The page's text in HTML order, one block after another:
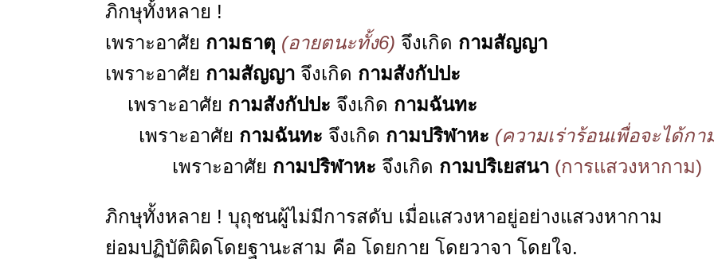
ภิกษุทั้งหลาย !
เพราะอาศัย กามธาตุ (อายตนะทั้ง6) จึงเกิด กามสัญญา
เพราะอาศัย กามสัญญา จึงเกิด กามสังกัปปะ
เพราะอาศัย กามสังกัปปะ จึงเกิด กามฉันทะ
เพราะอาศัย กามฉันทะ จึงเกิด กามปริฬาหะ (ความเร่าร้อนเพื่อจะได้กา
เพราะอาศัย กามปริฬาหะ จึงเกิด กามปริเยสนา (การแสวงหากาม)
ภิกษุทั้งหลาย ! บุถุชนผู้ไม่มีการสดับ เมื่อแสวงหาอยู่อย่างแสวงหากาม
ย่อมปฏิบัติผิดโดยฐานะสาม คือ โดยกาย โดยวาจา โดยใจ.